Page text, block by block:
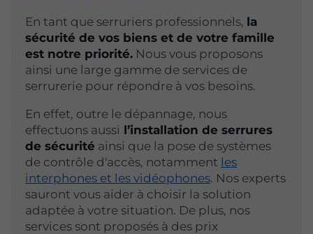
En tant que serruriers professionnels, la
sécurité de vos biens et de votre famille
est notre priorité. Nous vous proposons
ainsi une large gamme de services de
serrurerie pour répondre à vos besoins.
En effet, outre le dépannage, nous
effectuons aussi l’installation de serrures
de sécurité ainsi que la pose de systèmes
de contrôle d'accès, notamment les
interphones et les vidéophones. Nos experts
sauront vous aider à choisir la solution
adaptée à votre situation. De plus, nos
services sont proposés à des prix